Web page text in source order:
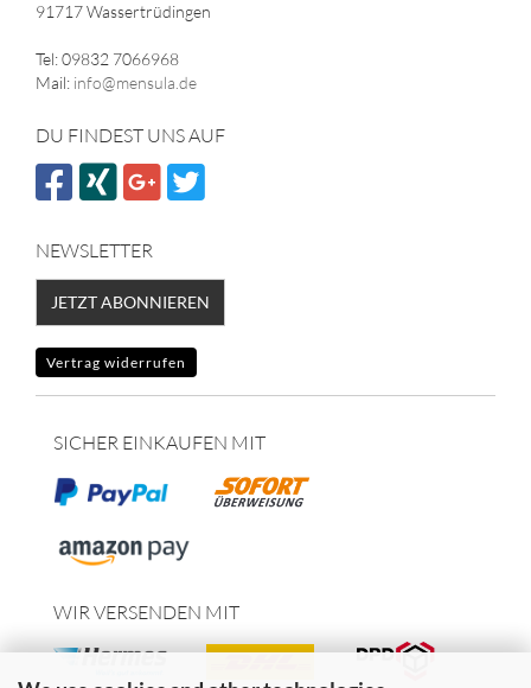
91717 Wassertrüdingen
Tel: 09832 7066968
Mail: info@mensula.de
DU FINDEST UNS AUF
NEWSLETTER
JETZT ABONNIEREN
Vertrag widerrufen
SICHER EINKAUFEN MIT
WIR VERSENDEN MIT